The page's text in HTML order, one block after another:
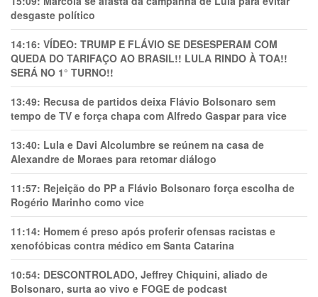
desgaste político
14:16: VÍDEO: TRUMP E FLÁVIO SE DESESPERAM COM
QUEDA DO TARIFAÇO AO BRASIL!! LULA RINDO À TOA!!
SERÁ NO 1° TURNO!!
13:49: Recusa de partidos deixa Flávio Bolsonaro sem
tempo de TV e força chapa com Alfredo Gaspar para vice
13:40: Lula e Davi Alcolumbre se reúnem na casa de
Alexandre de Moraes para retomar diálogo
11:57: Rejeição do PP a Flávio Bolsonaro força escolha de
Rogério Marinho como vice
11:14: Homem é preso após proferir ofensas racistas e
xenofóbicas contra médico em Santa Catarina
10:54: DESCONTROLADO, Jeffrey Chiquini, aliado de
Bolsonaro, surta ao vivo e FOGE de podcast